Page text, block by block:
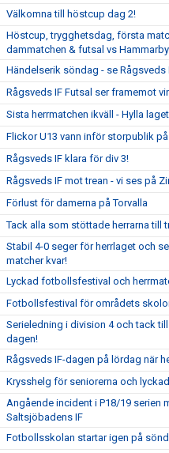
Välkomna till höstcup dag 2!
Höstcup, trygghetsdag, första
dammatchen & futsal vs Hammarby
Händelserik söndag - se Rågsveds
Rågsveds IF Futsal ser framemot
Sista herrmatchen ikväll - Hylla
Flickor U13 vann inför storpublik
Rågsveds IF klara för div 3!
Rågsveds IF mot trean - vi ses på
Förlust för damerna på Torvalla
Tack alla som stöttade herrarna till
Stabil 4-0 seger för herrlaget och
matcher kvar!
Lyckad fotbollsfestival och
Fotbollsfestival för områdets
Serieledning i division 4 och tack
dagen!
Rågsveds IF-dagen på lördag när
Krysshelg för seniorerna och
Angående incident i P18/19 serien
Saltsjöbadens IF
Fotbollsskolan startar igen på